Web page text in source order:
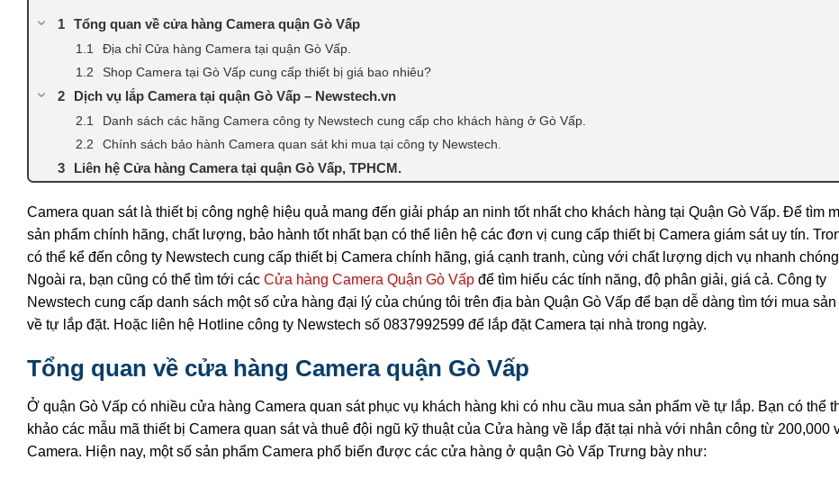
Tổng quan về cửa hàng Camera quận Gò Vấp
Địa chỉ Cửa hàng Camera tại quận Gò Vấp.
Shop Camera tại Gò Vấp cung cấp thiết bị giá bao nhiêu?
Dịch vụ lắp Camera tại quận Gò Vấp – Newstech.vn
Danh sách các hãng Camera công ty Newstech cung cấp cho khách hàng ở Gò Vấp.
Chính sách bảo hành Camera quan sát khi mua tại công ty Newstech.
Liên hệ Cửa hàng Camera tại quận Gò Vấp, TPHCM.
Camera quan sát là thiết bị công nghệ hiệu quả mang đến giải pháp an ninh tốt nhất cho khách hàng tại Quận Gò Vấp. Để tìm
sản phẩm chính hãng, chất lượng, bảo hành tốt nhất bạn có thể liên hệ các đơn vị cung cấp thiết bị Camera giám sát uy tín.
có thể kể đến công ty Newstech cung cấp thiết bị Camera chính hãng, giá cạnh tranh, cùng với chất lượng dịch vụ nhanh
Ngoài ra, bạn cũng có thể tìm tới các Cửa hàng Camera Quận Gò Vấp để tìm hiểu các tính năng, độ phân giải, giá cả. Công ty
Newstech cung cấp danh sách một số cửa hàng đại lý của chúng tôi trên địa bàn Quận Gò Vấp để bạn dễ dàng tìm tới mua
về tự lắp đặt. Hoặc liên hệ Hotline công ty Newstech số 0837992599 để lắp đặt Camera tại nhà trong ngày.
Tổng quan về cửa hàng Camera quận Gò Vấp
Ở quận Gò Vấp có nhiều cửa hàng Camera quan sát phục vụ khách hàng khi có nhu cầu mua sản phẩm về tự lắp. Bạn có thể
khảo các mẫu mã thiết bị Camera quan sát và thuê đội ngũ kỹ thuật của Cửa hàng về lắp đặt tại nhà với nhân công từ 200,000
Camera. Hiện nay, một số sản phẩm Camera phổ biến được các cửa hàng ở quận Gò Vấp Trưng bày như: